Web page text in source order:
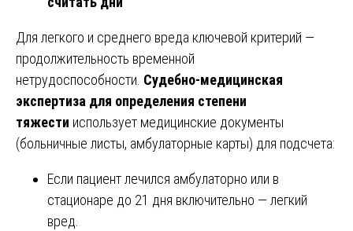
Для легкого и среднего вреда ключевой критерий —
продолжительность временной
нетрудоспособности. Судебно-медицинская
экспертиза для определения степени
тяжести использует медицинские документы
(больничные листы, амбулаторные карты) для подсчета:
Если пациент лечился амбулаторно или в
стационаре до 21 дня включительно — легкий
вред.